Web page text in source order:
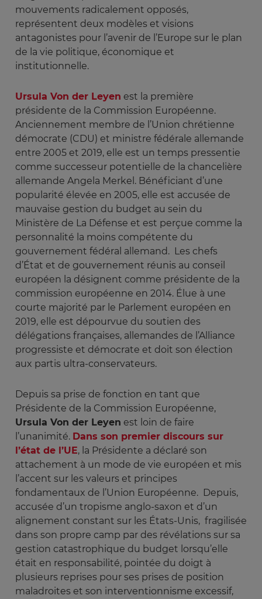
mouvements radicalement opposés,
représentent deux modèles et visions
antagonistes pour l’avenir de l’Europe sur le plan
de la vie politique, économique et
institutionnelle.
Ursula Von der Leyen est la première
présidente de la Commission Européenne.
Anciennement membre de l’Union chrétienne
démocrate (CDU) et ministre fédérale allemande
entre 2005 et 2019, elle est un temps pressentie
comme successeur potentielle de la chancelière
allemande Angela Merkel. Bénéficiant d’une
popularité élevée en 2005, elle est accusée de
mauvaise gestion du budget au sein du
Ministère de La Défense et est perçue comme la
personnalité la moins compétente du
gouvernement fédéral allemand. Les chefs
d’État et de gouvernement réunis au conseil
européen la désignent comme présidente de la
commission européenne en 2014. Élue à une
courte majorité par le Parlement européen en
2019, elle est dépourvue du soutien des
délégations françaises, allemandes de l’Alliance
progressiste et démocrate et doit son élection
aux partis ultra-conservateurs.
Depuis sa prise de fonction en tant que
Présidente de la Commission Européenne,
Ursula Von der Leyen est loin de faire
l’unanimité. Dans son premier discours sur
l’état de l’UE, la Présidente a déclaré son
attachement à un mode de vie européen et mis
l’accent sur les valeurs et principes
fondamentaux de l’Union Européenne. Depuis,
accusée d’un tropisme anglo-saxon et d’un
alignement constant sur les États-Unis, fragilisée
dans son propre camp par des révélations sur sa
gestion catastrophique du budget lorsqu’elle
était en responsabilité, pointée du doigt à
plusieurs reprises pour ses prises de position
maladroites et son interventionnisme excessif,